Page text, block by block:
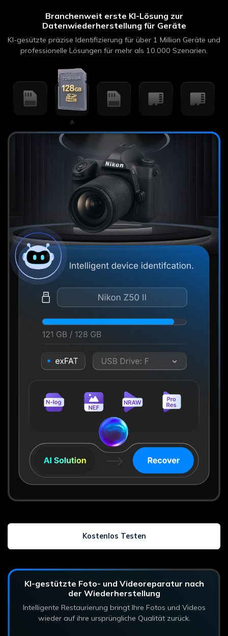
Branchenweit erste KI-Lösung zur
Datenwiederherstellung für Geräte
KI-gesützte präzise Identifizierung für über 1 Million Geräte und
professionelle Lösungen für mehr als 10.000 Szenarien.
Kostenlos Testen
KI-gestützte Foto- und Videoreparatur nach
der Wiederherstellung
Intelligente Restaurierung bringt Ihre Fotos und Videos
wieder auf ihre ursprüngliche Qualität zurück.